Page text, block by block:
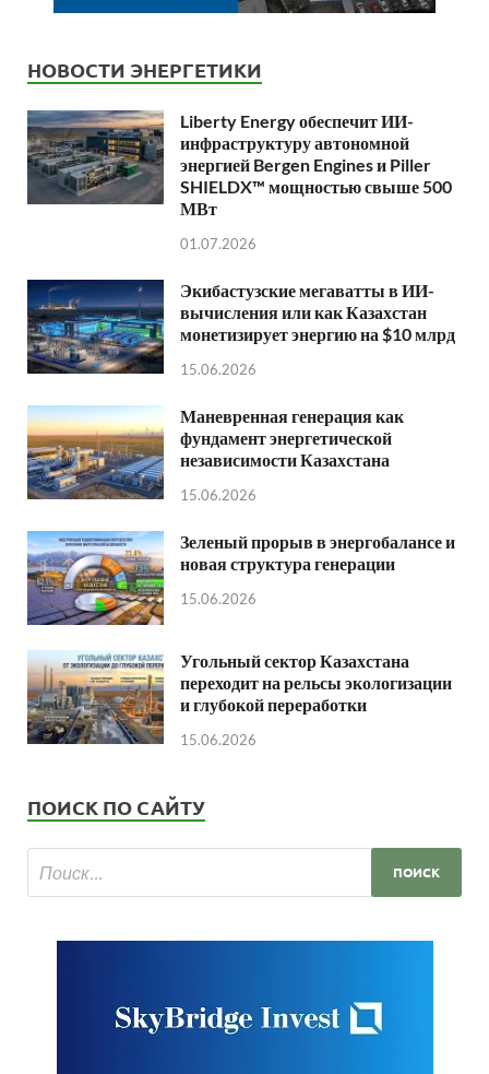
НОВОСТИ ЭНЕРГЕТИКИ
Liberty Energy обеспечит ИИ-
инфраструктуру автономной
энергией Bergen Engines и Piller
SHIELDX™ мощностью свыше 500
МВт
01.07.2026
Экибастузские мегаватты в ИИ-
вычисления или как Казахстан
монетизирует энергию на $10 млрд
15.06.2026
Маневренная генерация как
фундамент энергетической
независимости Казахстана
15.06.2026
Зеленый прорыв в энергобалансе и
новая структура генерации
15.06.2026
Угольный сектор Казахстана
переходит на рельсы экологизации
и глубокой переработки
15.06.2026
ПОИСК ПО САЙТУ